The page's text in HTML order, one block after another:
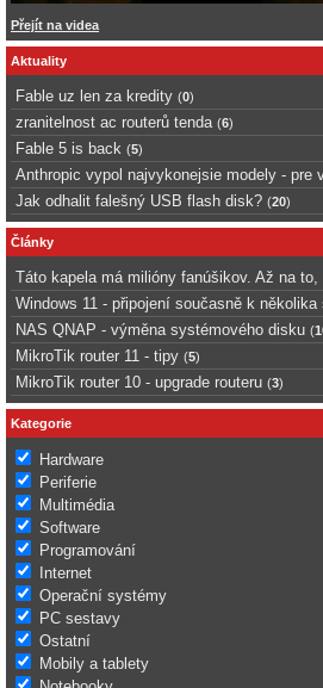
Přejít na videa
Aktuality
Fable uz len za kredity (0)
zranitelnost ac routerů tenda (6)
Fable 5 is back (5)
Anthropic vypol najvykonejsie modely - pre
Jak odhalit falešný USB flash disk? (20)
Články
Táto kapela má milióny fanúšikov. Až na to,
Windows 11 - připojení současně k
NAS QNAP - výměna systémového disku (
MikroTik router 11 - tipy (5)
MikroTik router 10 - upgrade routeru (3)
Kategorie
Hardware
Periferie
Multimédia
Software
Programování
Internet
Operační systémy
PC sestavy
Ostatní
Mobily a tablety